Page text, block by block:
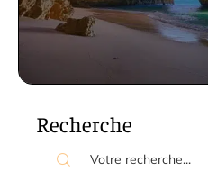
Recherche